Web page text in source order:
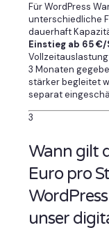
Für WordPress
unterschiedliche
dauerhaft
Einstieg ab 65
3 Monaten
stärker begleitet
separat
3
Wann gilt
Euro pro
unser